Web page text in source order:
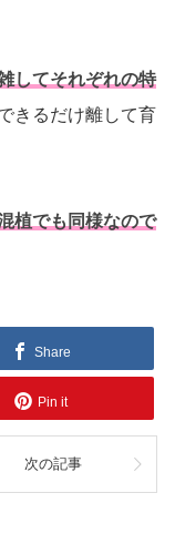
してそれぞれの特
きるだけ離して育
植でも同様なので
Share
Pin it
次の記事